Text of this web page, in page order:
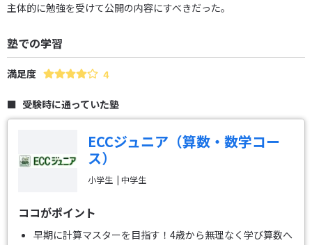
主体的に勉強を受けて公開の内容にすべきだった。
塾での学習
満足度 4
受験時に通っていた塾
ECCジュニア（算数・数学コー
ス）
小学生 中学生
ココがポイント
早期に計算マスターを目指す！4歳から無理なく学び算数へ